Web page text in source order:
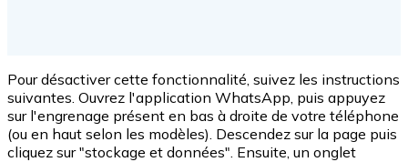
Pour désactiver cette fonctionnalité, suivez les instructions
suivantes. Ouvrez l'application WhatsApp, puis appuyez
sur l'engrenage présent en bas à droite de votre téléphone
(ou en haut selon les modèles). Descendez sur la page puis
cliquez sur "stockage et données". Ensuite, un onglet